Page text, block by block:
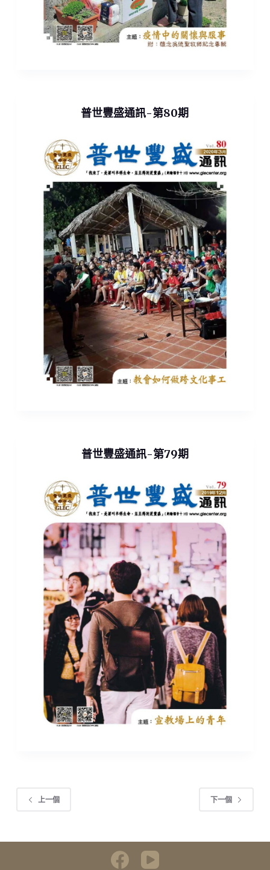
普世豐盛通訊-第80期
普世豐盛通訊-第79期
上一個 下一個